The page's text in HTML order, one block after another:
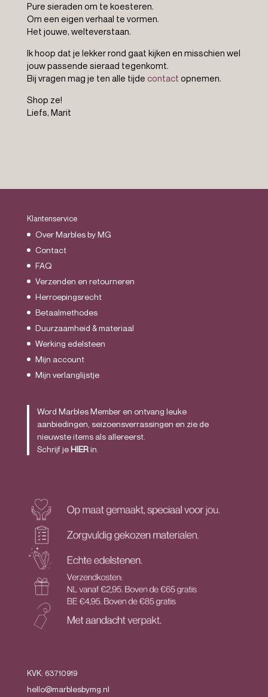
Pure sieraden om te koesteren.
Om een eigen verhaal te vormen.
Het jouwe, welteverstaan.
Ik hoop dat je lekker rond gaat kijken en misschien wel
jouw passende sieraad tegenkomt.
Bij vragen mag je ten alle tijde contact opnemen.
Shop ze!
Liefs, Marit
Klantenservice
Over Marbles by MG
Contact
FAQ
Verzenden en retourneren
Herroepingsrecht
Betaalmethodes
Duurzaamheid & materiaal
Werking edelsteen
Mijn account
Mijn verlanglijstje
Word Marbles Member en ontvang leuke
aanbiedingen, seizoensverrassingen en zie de
nieuwste items als allereerst.
Schrijf je HIERin.
KVK: 63710919
hello@marblesbymg.nl